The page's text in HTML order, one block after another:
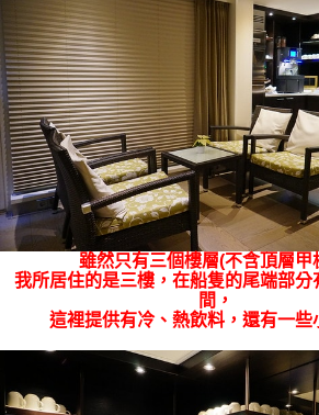
雖然只有三個樓層(不含頂層甲
我所居住的是三樓，在船隻的尾端部分
間，
這裡提供有冷、熱飲料，還有一些